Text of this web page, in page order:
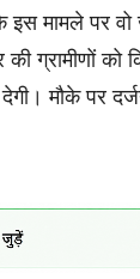
इस मामले पर
की ग्रामीणों
मौके पर